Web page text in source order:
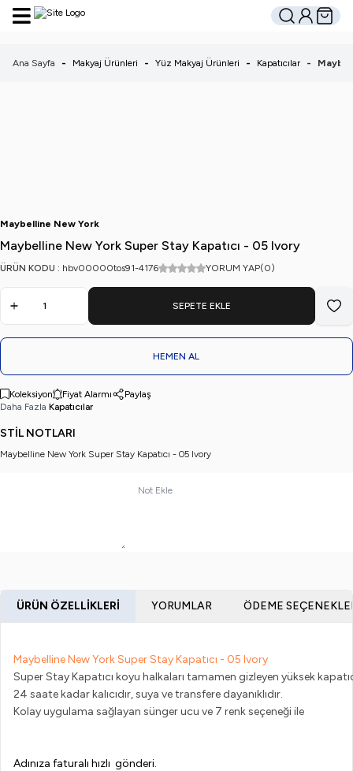
Hesabım
Sepetim
Ana Sayfa - Makyaj Ürünleri - Yüz Makyaj Ürünleri - Kapatıcılar -
Maybelline New York
Maybelline New York Super Stay Kapatıcı - 05 Ivory
ÜRÜN KODU : hbv00000tos91-4176 YORUM YAP(0)
SEPETE EKLE
HEMEN AL
Koleksiyon Fiyat Alarmı
Paylaş
Daha Fazla Kapatıcılar
STİL NOTLARI
Maybelline New York Super Stay Kapatıcı - 05 Ivory
Not Ekle
ÜRÜN ÖZELLIKLERI YORUMLAR ÖDEME
Maybelline New York Super Stay Kapatıcı - 05 Ivory
Super Stay Kapatıcı koyu halkaları tamamen gizleyen yüksek
24 saate kadar kalıcıdır, suya ve transfere dayanıklıdır.
Adınıza faturalı hızlı gönderi.